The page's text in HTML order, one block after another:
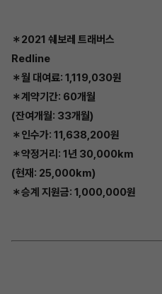
＊2021 쉐보레 트래버스
Redline
＊월 대여료: 1,119,030원
＊계약기간: 60개월
(잔여개월: 33개월)
＊인수가: 11,638,200원
＊약정거리: 1년 30,000km
(현재: 25,000km)
＊승계 지원금: 1,000,000원